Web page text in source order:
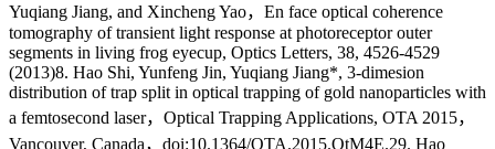
Yuqiang Jiang, and Xincheng Yao，En face optical coherence
tomography of transient light response at photoreceptor outer
segments in living frog eyecup, Optics Letters, 38, 4526-4529
(2013)8. Hao Shi, Yunfeng Jin, Yuqiang Jiang*, 3-dimesion
distribution of trap split in optical trapping of gold nanoparticles with
a femtosecond laser，Optical Trapping Applications, OTA 2015，
Vancouver, Canada，doi:10.1364/OTA.2015.OtM4E.29. Hao